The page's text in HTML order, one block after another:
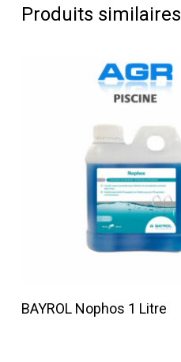
Produits similaires
Lire La Suite
BAYROL Nophos 1 Litre